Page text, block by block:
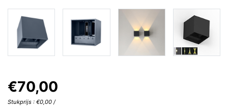
€70,00
Stukprijs : €0,00 /